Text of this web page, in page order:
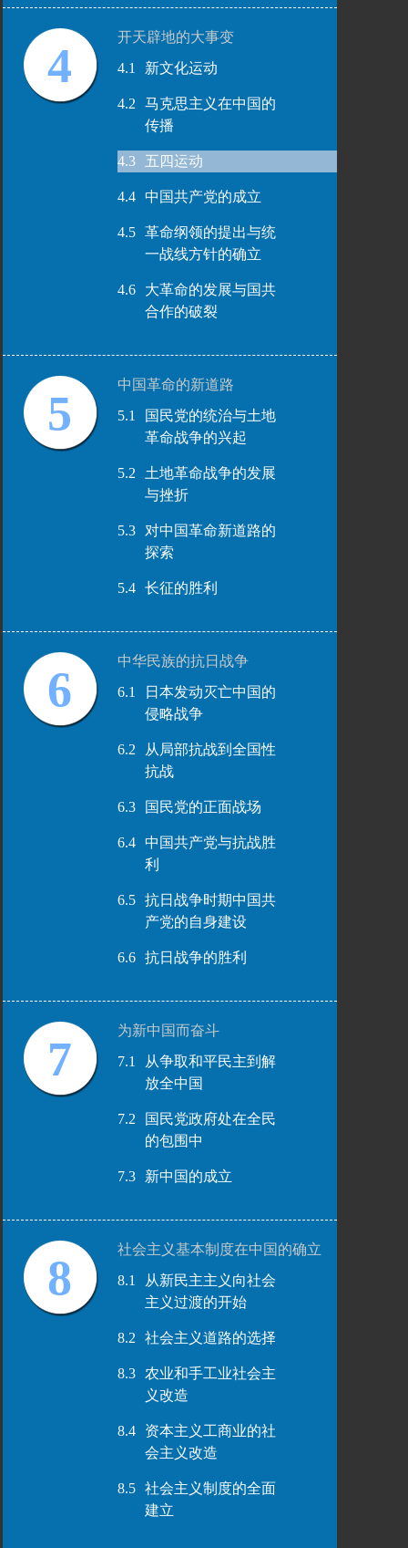
4
开天辟地的大事变
4.1
新文化运动
4.2
马克思主义在中国的
传播
4.3 五四运动
4.4 中国共产党的成立
4.5
革命纲领的提出与统
一战线方针的确立
4.6
大革命的发展与国共
合作的破裂
5
中国革命的新道路
5.1
国民党的统治与土地
革命战争的兴起
5.2
土地革命战争的发展
与挫折
5.3
对中国革命新道路的
探索
5.4 长征的胜利
6
中华民族的抗日战争
6.1
日本发动灭亡中国的
侵略战争
6.2
从局部抗战到全国性
抗战
6.3 国民党的正面战场
6.4
中国共产党与抗战胜
利
6.5
抗日战争时期中国共
产党的自身建设
6.6 抗日战争的胜利
7
为新中国而奋斗
7.1
从争取和平民主到解
放全中国
7.2
国民党政府处在全民
的包围中
7.3 新中国的成立
8
社会主义基本制度在中国的确立
8.1
从新民主主义向社会
主义过渡的开始
8.2 社会主义道路的选择
8.3
农业和手工业社会主
义改造
8.4
资本主义工商业的社
会主义改造
8.5
社会主义制度的全面
建立